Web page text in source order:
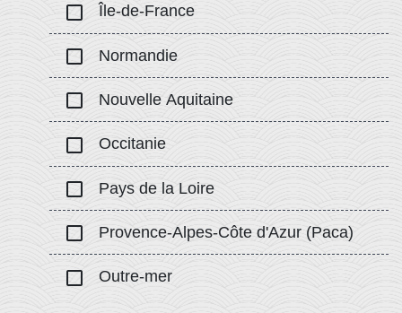
check_box_outline_blank Île-de-France
check_box_outline_blank Normandie
check_box_outline_blank Nouvelle Aquitaine
check_box_outline_blank Occitanie
check_box_outline_blank Pays de la Loire
check_box_outline_blank Provence-Alpes-Côte d'Azur (Paca)
check_box_outline_blank Outre-mer